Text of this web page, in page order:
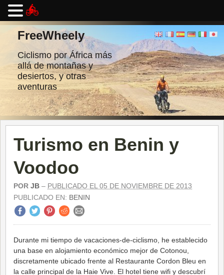
Ir
contenidoFreeWheely
Ciclismo por África más
allá de montañas y
desiertos, y otras
aventuras
Turismo en Benin y
Voodoo
POR JB – PUBLICADO EL 05 DE NOVIEMBRE DE 2013
PUBLICADO EN: BENIN
Durante mi tiempo de vacaciones-de-ciclismo, he establecido
una base en alojamiento económico mejor de Cotonou,
discretamente ubicado frente al Restaurante Cordon Bleu en
la calle principal de la Haie Vive. El hotel tiene wifi y descubrí